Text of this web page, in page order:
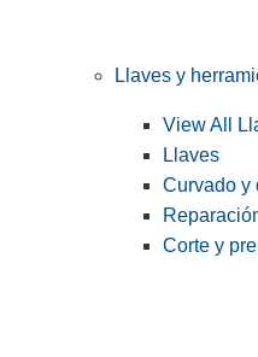
Llaves y
View All
Llaves
Curvado y
Corte y